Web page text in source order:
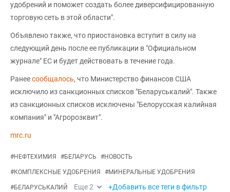
удобрений и поможет создать более диверсифицированную
торговую сеть в этой области".
Объявлено также, что приостановка вступит в силу на
следующий день после ее публикации в "Официальном
журнале" ЕС и будет действовать в течение года.
Ранеесообщалось, что Министерство финансов США
исключило из санкционных списков "Беларуськалий". Также
из санкционных списков исключены "Белорусская калийная
компания" и "Агророзквит".
mrc.ru
#НЕФТЕХИМИЯ #БЕЛАРУСЬ #НОВОСТЬ
#КОМПЛЕКСНЫЕ УДОБРЕНИЯ #МИНЕРАЛЬНЫЕ УДОБРЕНИЯ
#БЕЛАРУСЬКАЛИЙ Еще2 +Добавить все теги в фильтр